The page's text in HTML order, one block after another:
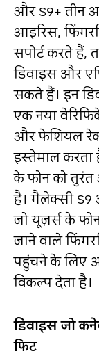
और S9+ तीन
आइरिस,
सपोर्ट करते हैं,
डिवाइस और
सकते हैं। इन
एक नया
और फेशियल
इस्तेमाल करता
के फोन को
है। गैलेक्सी S9
जो यूज़र्स के
जाने वाले
पहुंचने के लिए
विकल्‍प देता है।
डिवाइस जो
फि‍ट